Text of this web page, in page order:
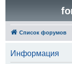
Список форумов
Информация